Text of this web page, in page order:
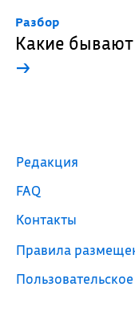
Разбор
Какие
→
Редакция
FAQ
Контакты
Правила